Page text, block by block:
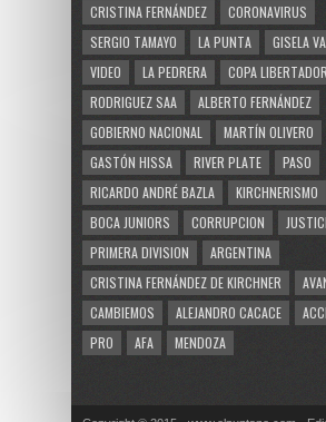
CRISTINA FERNÁNDEZ
CORONAVIRUS
SERGIO TAMAYO
LA PUNTA
GISELA
VIDEO
LA PEDRERA
COPA
RODRIGUEZ SAA
ALBERTO FERNÁNDEZ
GOBIERNO NACIONAL
MARTÍN OLIVERO
GASTÓN HISSA
RIVER PLATE
PASO
RICARDO ANDRÉ BAZLA
KIRCHNERISMO
BOCA JUNIORS
CORRUPCION
PRIMERA DIVISION
ARGENTINA
CRISTINA FERNÁNDEZ DE KIRCHNER
CAMBIEMOS
ALEJANDRO CACACE
PRO
AFA MENDOZA